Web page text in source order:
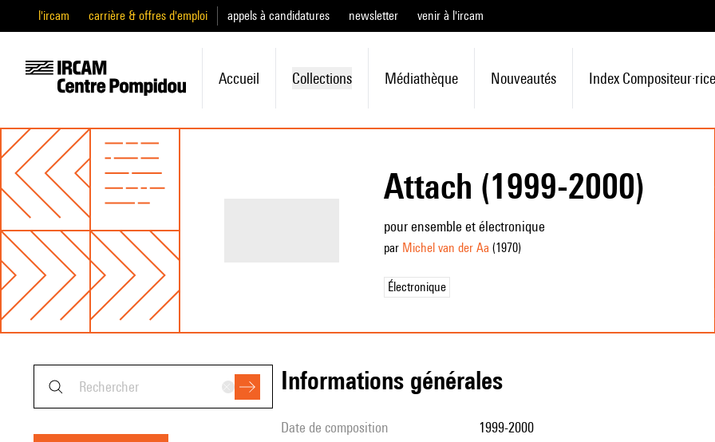
l'ircam carrière & offres d'emploi appels à candidatures newsletter venir à l'ircam
Accueil Collections Médiathèque Nouveautés Index Compositeur·rice
Attach (1999-2000)
pour ensemble et électronique
par Michel van der Aa (1970)
Électronique
informations générales
date de composition 1999-2000